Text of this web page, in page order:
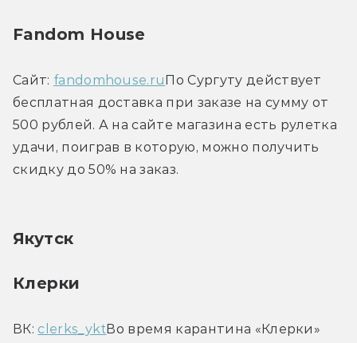
Fandom House
Сайт: fandomhouse.ruПо Сургуту действует
бесплатная доставка при заказе на сумму от
500 рублей. А на сайте магазина есть рулетка
удачи, поиграв в которую, можно получить
скидку до 50% на заказ.
Якутск
Клерки
ВК: clerks_yktВо время карантина «Клерки»